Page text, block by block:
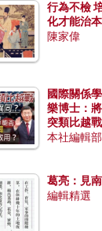
行為不檢
化才能治本
陳家偉
國際關係
樂博士：
突類比越
有何異同？
本社編輯部
葛亮：見
編輯精選